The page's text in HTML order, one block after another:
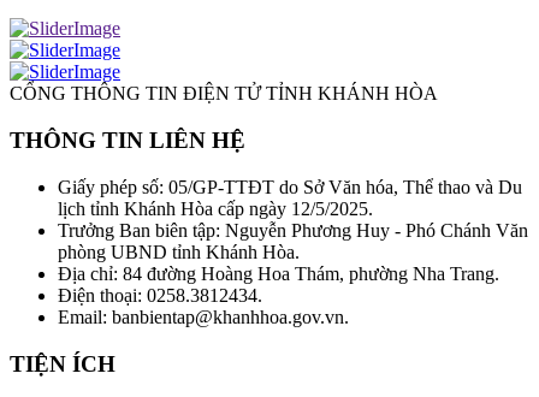
CỔNG THÔNG TIN ĐIỆN TỬ TỈNH KHÁNH HÒA
THÔNG TIN LIÊN HỆ
Giấy phép số: 05/GP-TTĐT do Sở Văn hóa, Thể thao và Du
lịch tỉnh Khánh Hòa cấp ngày 12/5/2025.
Trưởng Ban biên tập: Nguyễn Phương Huy - Phó Chánh Văn
phòng UBND tỉnh Khánh Hòa.
Địa chỉ: 84 đường Hoàng Hoa Thám, phường Nha Trang.
Điện thoại: 0258.3812434.
Email: banbientap@khanhhoa.gov.vn.
TIỆN ÍCH